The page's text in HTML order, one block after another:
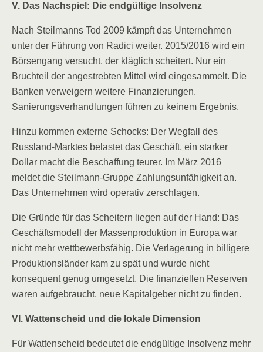
V. Das Nachspiel: Die endgültige Insolvenz
Nach Steilmanns Tod 2009 kämpft das Unternehmen
unter der Führung von Radici weiter. 2015/2016 wird ein
Börsengang versucht, der kläglich scheitert. Nur ein
Bruchteil der angestrebten Mittel wird eingesammelt. Die
Banken verweigern weitere Finanzierungen.
Sanierungsverhandlungen führen zu keinem Ergebnis.
Hinzu kommen externe Schocks: Der Wegfall des
Russland-Marktes belastet das Geschäft, ein starker
Dollar macht die Beschaffung teurer. Im März 2016
meldet die Steilmann-Gruppe Zahlungsunfähigkeit an.
Das Unternehmen wird operativ zerschlagen.
Die Gründe für das Scheitern liegen auf der Hand: Das
Geschäftsmodell der Massenproduktion in Europa war
nicht mehr wettbewerbsfähig. Die Verlagerung in billigere
Produktionsländer kam zu spät und wurde nicht
konsequent genug umgesetzt. Die finanziellen Reserven
waren aufgebraucht, neue Kapitalgeber nicht zu finden.
VI. Wattenscheid und die lokale Dimension
Für Wattenscheid bedeutet die endgültige Insolvenz mehr